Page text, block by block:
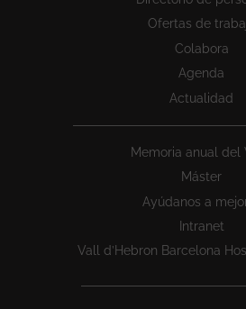
Ofertas de
Colabora
Agenda
Actualidad
Memoria anual del
Máster
Ayúdanos a
Intranet
Vall d’Hebron Barcelona